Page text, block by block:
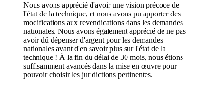
Nous avons apprécié d'avoir une vision précoce de
l'état de la technique, et nous avons pu apporter des
modifications aux revendications dans les demandes
nationales. Nous avons également apprécié de ne pas
avoir dû dépenser d'argent pour les demandes
nationales avant d'en savoir plus sur l'état de la
technique ! À la fin du délai de 30 mois, nous étions
suffisamment avancés dans la mise en œuvre pour
pouvoir choisir les juridictions pertinentes.